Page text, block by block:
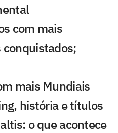
com mais
conquistados;
mais Mundiais
história e títulos
o que acontece